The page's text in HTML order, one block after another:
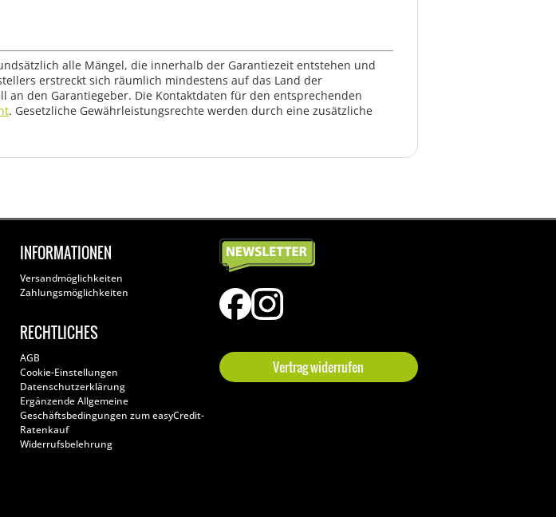
alle Mängel, die innerhalb der Garantiezeit entstehen und
erstreckt sich räumlich mindestens auf das Land der
den Garantiegeber. Die Kontaktdaten für den entsprechenden
. Gesetzliche Gewährleistungsrechte werden durch eine zusätzliche
INFORMATIONEN
Versandmöglichkeiten
Zahlungsmöglichkeiten
RECHTLICHES
AGB
Cookie-Einstellungen
Datenschutzerklärung
Ergänzende Allgemeine
Geschäftsbedingungen zum easyCredit-
Ratenkauf
Widerrufsbelehrung
Vertrag widerrufen